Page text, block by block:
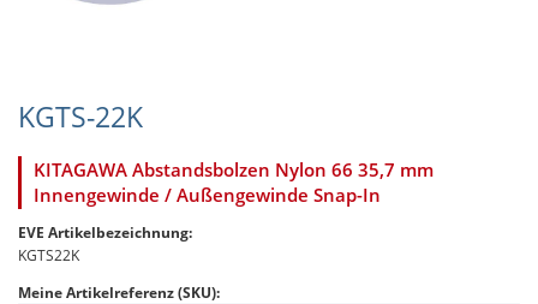
KGTS-22K
KITAGAWA Abstandsbolzen Nylon 66 35,7 mm
Innengewinde / Außengewinde Snap-In
EVE Artikelbezeichnung:
KGTS22K
Meine Artikelreferenz (SKU):